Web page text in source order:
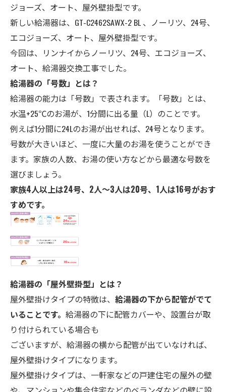
ジョーズ、オート、屋外壁掛型です。
新しい給湯器は、GT-C2462SAWX-2 BL 、ノーリツ、24号、
エコジョーズ、オート、 屋外壁掛型です。
今回は、リンナイからノーリツ、24号、エコジョーズ、
オート、給湯器交換工事でした。
給湯器の「号数」とは？
給湯器の能力は「号数」で表されます。「号数」とは、
水温+25℃のお湯が、1分間に出る量（L）のことです。
例えば1分間に24Lのお湯が出せれば、24号となります。
号数が大きいほど、一度に大量のお湯を使うことができ
ます。家族の人数、お湯の使い方などから最適な号数を
選びましょう。
家族4人以上は24号、2人～3人は20号、1人は16号がおす
すめです。
給湯器の「屋外壁掛型」とは？
屋外壁掛けタイプの特徴は、 給湯器の下から配管がでて
いることです。 給湯器の下に配管カバーや、設置台が取
り付けられている場合も
ございますが、給湯器の横から配管が出ていなければ、
屋外壁掛けタイプになります。
屋外壁掛けタイプは、一軒家などの戸建住宅の屋外の壁